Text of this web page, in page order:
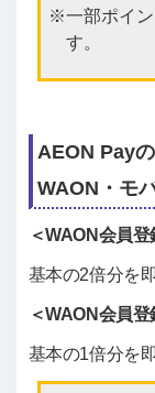
一部ポイ
す。
AEON Pay
WAON・モ
＜WAON会員
基本の2倍分を
＜WAON会員
基本の1倍分を